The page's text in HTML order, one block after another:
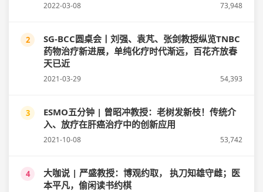
2022-03-08 73,948
2
SG-BCC圆桌会丨刘强、袁芃、张剑教授纵览TNBC
药物治疗新进展，单纯化疗时代渐远，百花齐放春
天已近
2021-03-29 54,393
3
ESMO五分钟 | 曾昭冲教授：老树发新枝！传统介
入、放疗在肝癌治疗中的创新应用
2021-10-08 53,742
4
大咖说 | 严盛教授：博观约取， 执刀知雄守雌；医
本平凡，偷闲读书约棋